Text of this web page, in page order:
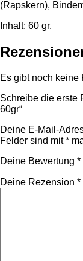
(Rapskern),
Inhalt: 60 gr.
Es gibt noch keine
Schreibe die erste
60gr“
Deine E-Mail-
Felder sind mit*
Deine Bewertung *
Deine Rezension *